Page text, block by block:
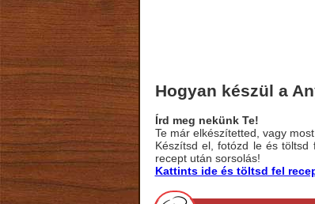
Hogyan készül a
Írd meg nekünk Te!
Te már elkészítetted, vagy
Készítsd el, fotózd le és
recept után sorsolás!
Kattints ide és töltsd fel